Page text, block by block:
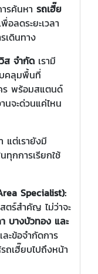
รค้นหา รถเฮี๊ย
ลดระยะเวลา
เดินทาง
ส จำกัด เรามี
คลุมพื้นที่
ร พร้อมสแตนด์
นจะด่วนแค่ไหน
แต่เรายังมี
ทุกการเรียกใช้
Specialist):
ตร์สำคัญ ไม่ว่าจะ
บางบัวทอง และ
ะข้อจำกัดการ
ถเฮี๊ยบไปถึงหน้า